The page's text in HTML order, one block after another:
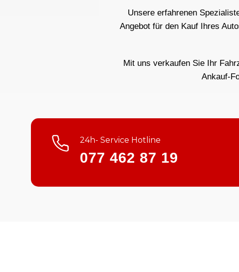
Unsere erfahrenen
Angebot für den Kauf Ihres
Mit uns verkaufen Sie Ihr
Ankauf-
24h- Service Hotline
077 462 87 19